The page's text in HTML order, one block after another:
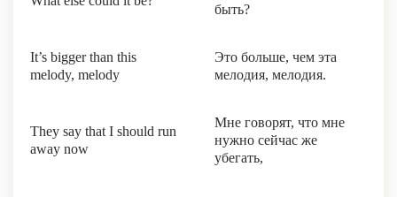
быть?
It’s bigger than this
melody, melody
Это больше, чем эта
мелодия, мелодия.
They say that I should run
away now
Мне говорят, что мне
нужно сейчас же
убегать,